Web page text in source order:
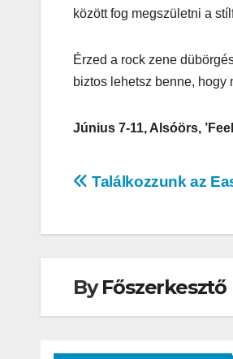
között fog megszületni a
Érzed a rock zene
biztos lehetsz benne, hogy
Június 7-11, Alsóörs,
Bejegyzés
Találkozzunk az
ByFőszerkesztő